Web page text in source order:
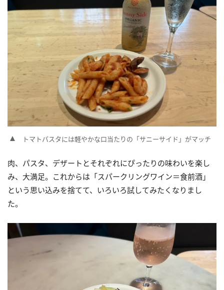
トマトパスタには軽やかな口当たりの「サニーサイド」がマッチ
肉、パスタ、デザートとそれぞれにぴったりの味わいを楽し
み、大満足。これからは「スパークリングワイン＝食前酒」
という思い込みを捨てて、いろいろ試してみたくなりまし
た。